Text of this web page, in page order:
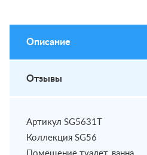
Описание
Отзывы
Артикул SG5631T
Коллекция SG56